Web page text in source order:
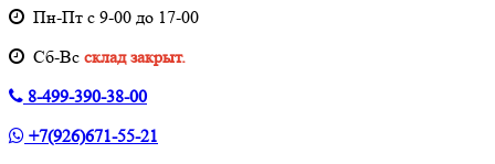
Пн-Пт с 9-00 до 17-00
Cб-Вс склад закрыт.
8-499-390-38-00
+7(926)671-55-21